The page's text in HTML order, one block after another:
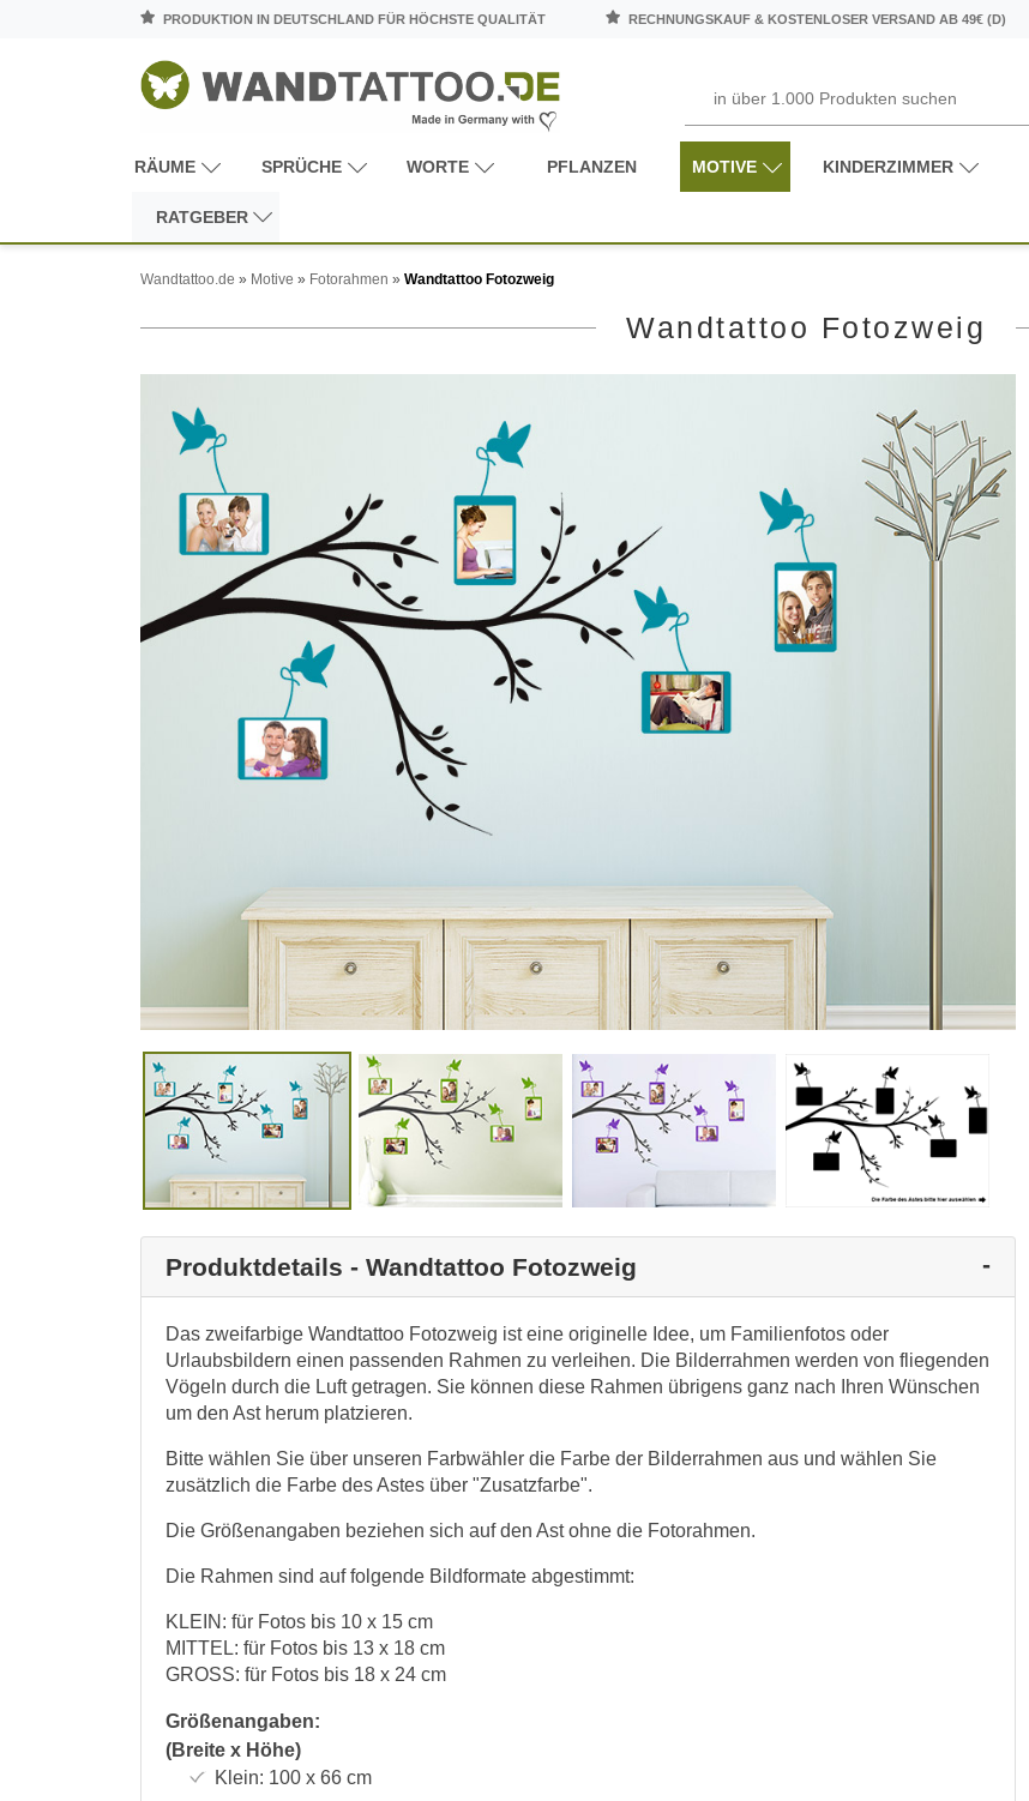
PRODUKTION IN DEUTSCHLAND FÜR HÖCHSTE QUALITÄT RECHNUNGSKAUF & KOSTENLOSER VERSAND AB 49€ (D)
RÄUME SPRÜCHE WORTE PFLANZEN MOTIVE KINDERZIMMER
RATGEBER
Wandtattoo.de » Motive » Fotorahmen » Wandtattoo Fotozweig
Wandtattoo Fotozweig
Produktdetails - Wandtattoo Fotozweig
Das zweifarbige Wandtattoo Fotozweig ist eine originelle Idee, um Familienfotos oder
Urlaubsbildern einen passenden Rahmen zu verleihen. Die Bilderrahmen werden von fliegenden
Vögeln durch die Luft getragen. Sie können diese Rahmen übrigens ganz nach Ihren Wünschen
um den Ast herum platzieren.
Bitte wählen Sie über unseren Farbwähler die Farbe der Bilderrahmen aus und wählen Sie
zusätzlich die Farbe des Astes über "Zusatzfarbe".
Die Größenangaben beziehen sich auf den Ast ohne die Fotorahmen.
Die Rahmen sind auf folgende Bildformate abgestimmt:
KLEIN: für Fotos bis 10 x 15 cm
MITTEL: für Fotos bis 13 x 18 cm
GROSS: für Fotos bis 18 x 24 cm
Größenangaben:
(Breite x Höhe)
Klein: 100 x 66cm